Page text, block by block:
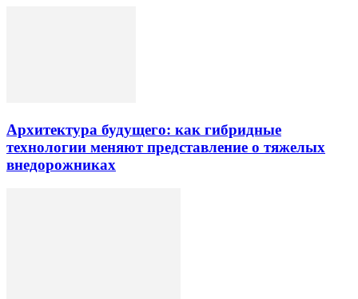
Архитектура будущего: как гибридные
технологии меняют представление о тяжелых
внедорожниках